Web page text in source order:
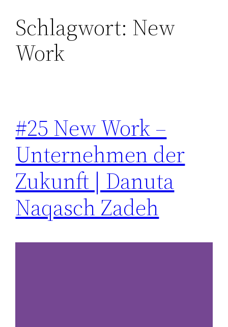
Zum
Inhalt
springen
Schlagwort: New
Work
#25 New Work –
Unternehmen der
Zukunft | Danuta
Naqasch Zadeh